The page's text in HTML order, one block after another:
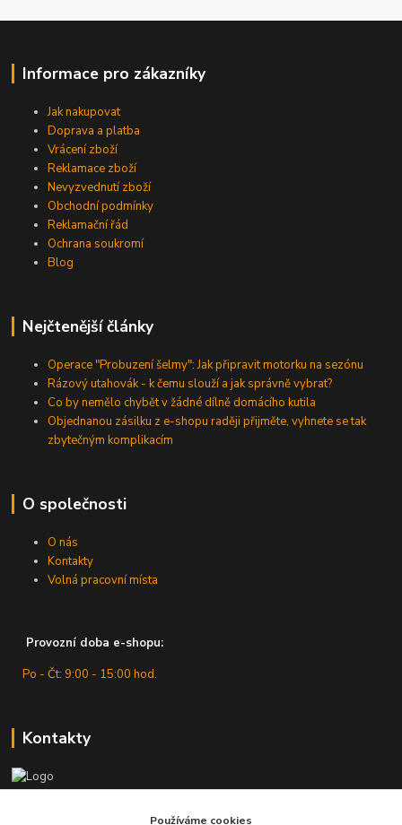
Informace pro zákazníky
Jak nakupovat
Doprava a platba
Vrácení zboží
Reklamace zboží
Nevyzvednutí zboží
Obchodní podmínky
Reklamační řád
Ochrana soukromí
Blog
Nejčtenější články
Operace "Probuzení šelmy": Jak připravit motorku na sezónu
Rázový utahovák - k čemu slouží a jak správně vybrat?
Co by nemělo chybět v žádné dílně domácího kutila
Objednanou zásilku z e-shopu raději přijměte, vyhnete se tak
zbytečným komplikacím
O společnosti
O nás
Kontakty
Volná pracovní místa
Provozní doba e-shopu:
Po - Čt: 9:00 - 15:00 hod.
Kontakty
Používáme cookies